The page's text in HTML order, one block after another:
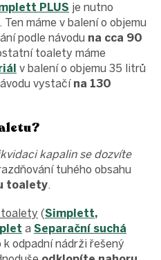
PLUS je nutno
. Ten máme v balení o objemu
podle návodu na cca 90
toalety máme
v balení o objemu 35 litrů
vystačí na 130
kapalin se dozvíte
tuhého obsahu
toalety.
toalety (Simplett,
a Separační suchá
odpadní nádrži řešený